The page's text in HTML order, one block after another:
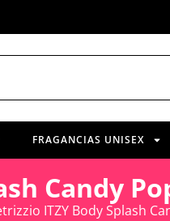
FRAGANCIAS UNISEX
Candy
ITZY Body Splash